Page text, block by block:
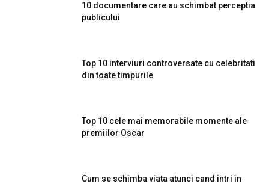
10 documentare care au schimbat perceptia
publicului
Top 10 interviuri controversate cu celebritati
din toate timpurile
Top 10 cele mai memorabile momente ale
premiilor Oscar
Cum se schimba viata atunci cand intri in